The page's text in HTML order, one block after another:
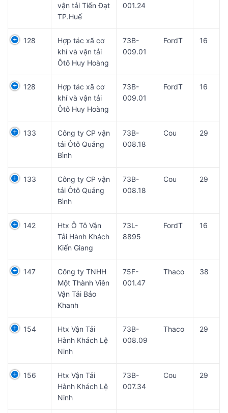
vận tải Tiến Đạt
TP.Huế
001.24
128
Hợp tác xã cơ
khí và vận tải
Ôtô Huy Hoàng
73B-
009.01
FordT 16
128
Hợp tác xã cơ
khí và vận tải
Ôtô Huy Hoàng
73B-
009.01
FordT 16
133
Công ty CP vận
tải Ôtô Quảng
Bình
73B-
008.18
Cou 29
133
Công ty CP vận
tải Ôtô Quảng
Bình
73B-
008.18
Cou 29
142
Htx Ô Tô Vận
Tải Hành Khách
Kiến Giang
73L-
8895
FordT 16
147
Công ty TNHH
Một Thành Viên
Vận Tải Bảo
Khanh
75F-
001.47
Thaco 38
154
Htx Vận Tải
Hành Khách Lệ
Ninh
73B-
008.09
Thaco 29
156
Htx Vận Tải
Hành Khách Lệ
Ninh
73B-
007.34
Cou 29